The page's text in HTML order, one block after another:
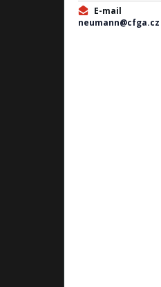
E-mail
neumann@cfga.cz